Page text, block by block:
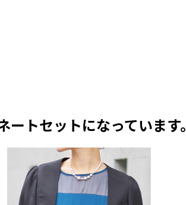
トセットになっています。